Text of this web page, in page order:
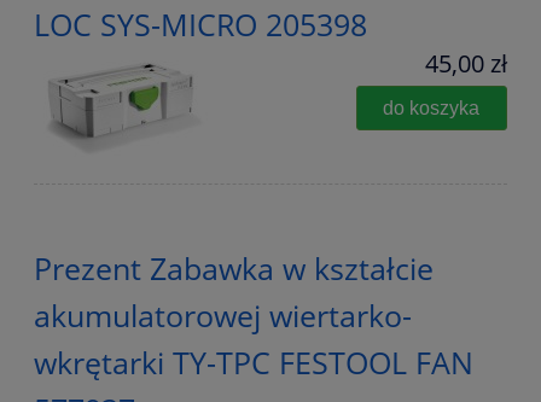
LOC SYS-MICRO 205398
45,00 zł
do koszyka
Prezent Zabawka w kształcie
akumulatorowej wiertarko-
wkrętarki TY-TPC FESTOOL FAN